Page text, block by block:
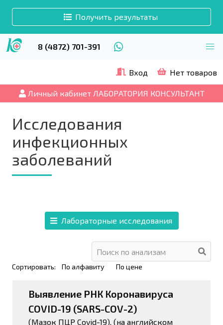
Получить результаты
8 (4872) 701-391
Вход Нет товаров
Личный кабинет ЛАБОРАТОРИЯ КОНСУЛЬТАНТ
Исследования
инфекционных
заболеваний
Лабораторные исследования
Сортировать: По алфавиту По цене
Выявление РНК Коронавируса
COVID-19 (SARS-COV-2)
(Мазок ПЦР Covid-19), (на английском